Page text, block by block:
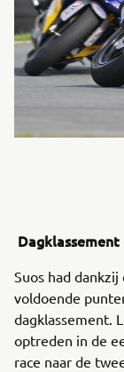
Dagklassement
Suos had
voldoende
dagklassement.
optreden in de
race naar de